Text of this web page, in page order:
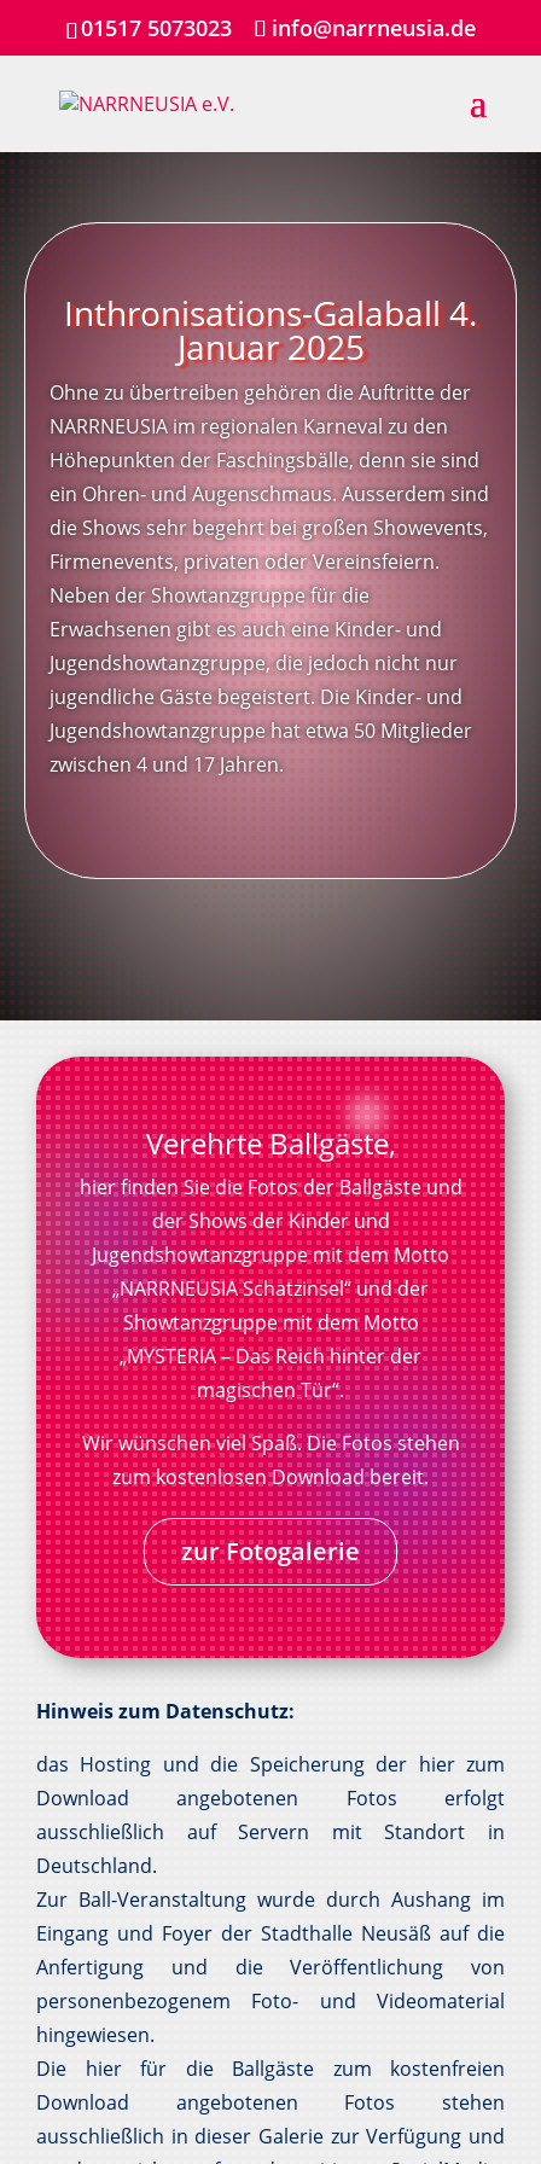
01517 5073023 info@narrneusia.de
Inthronisations-Galaball 4.
Januar 2025
Ohne zu übertreiben gehören die Auftritte der
NARRNEUSIA im regionalen Karneval zu den
Höhepunkten der Faschingsbälle, denn sie sind
ein Ohren- und Augenschmaus. Ausserdem sind
die Shows sehr begehrt bei großen Showevents,
Firmenevents, privaten oder Vereinsfeiern.
Neben der Showtanzgruppe für die
Erwachsenen gibt es auch eine Kinder- und
Jugendshowtanzgruppe, die jedoch nicht nur
jugendliche Gäste begeistert. Die Kinder- und
Jugendshowtanzgruppe hat etwa 50 Mitglieder
zwischen 4 und 17 Jahren.
Verehrte Ballgäste,
hier finden Sie die Fotos der Ballgäste und
der Shows der Kinder und
Jugendshowtanzgruppe mit dem Motto
„NARRNEUSIA Schatzinsel“ und der
Showtanzgruppe mit dem Motto
„MYSTERIA – Das Reich hinter der
magischen Tür“.
Wir wünschen viel Spaß. Die Fotos stehen
zum kostenlosen Download bereit.
zur Fotogalerie
Hinweis zum Datenschutz:
das Hosting und die Speicherung der hier zum
Download angebotenen Fotos erfolgt
ausschließlich auf Servern mit Standort in
Deutschland.
Zur Ball-Veranstaltung wurde durch Aushang im
Eingang und Foyer der Stadthalle Neusäß auf die
Anfertigung und die Veröffentlichung von
personenbezogenem Foto- und Videomaterial
hingewiesen.
Die hier für die Ballgäste zum kostenfreien
Download angebotenen Fotos stehen
ausschließlich in dieser Galerie zur Verfügung und